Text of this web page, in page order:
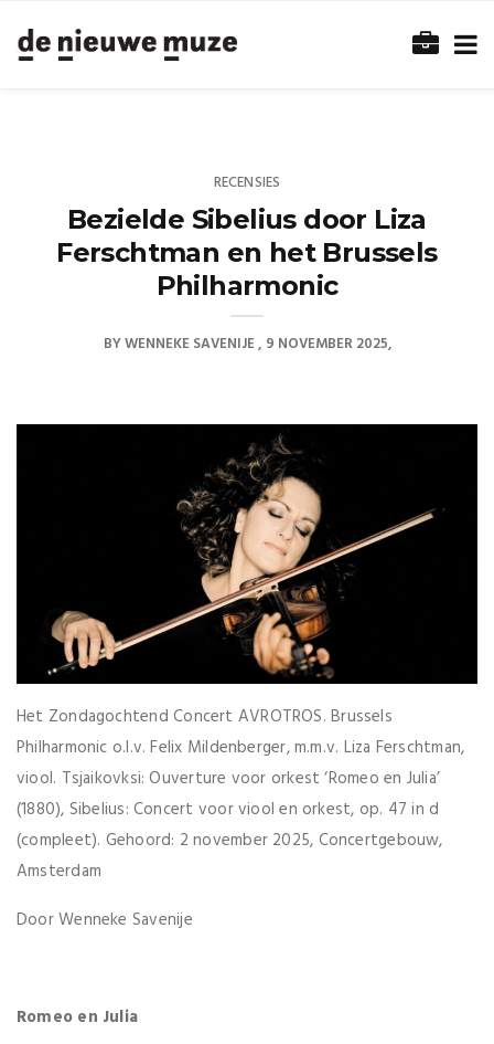
RECENSIES
Bezielde Sibelius door Liza
Ferschtman en het Brussels
Philharmonic
BYWENNEKE SAVENIJE 9 NOVEMBER 2025
Het Zondagochtend Concert AVROTROS. Brussels
Philharmonic o.l.v. Felix Mildenberger, m.m.v. Liza Ferschtman,
viool. Tsjaikovksi: Ouverture voor orkest ‘Romeo en Julia’
(1880), Sibelius: Concert voor viool en orkest, op. 47 in d
(compleet). Gehoord: 2 november 2025, Concertgebouw,
Amsterdam
Door Wenneke Savenije
Romeo en Julia